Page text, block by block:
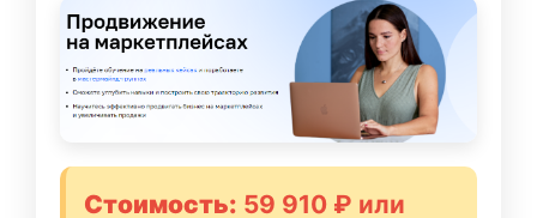
Стоимость: 59 910 ₽ или